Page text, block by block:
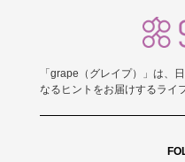
「grape（グレイプ）」は、
なるヒントをお届けするライ